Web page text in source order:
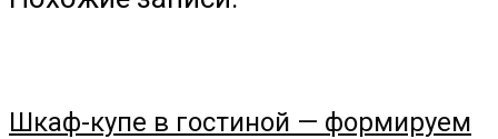
Шкаф-купе в гостиной — формируем